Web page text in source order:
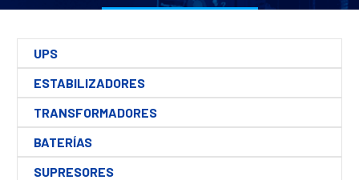
UPS
ESTABILIZADORES
TRANSFORMADORES
BATERÍAS
SUPRESORES